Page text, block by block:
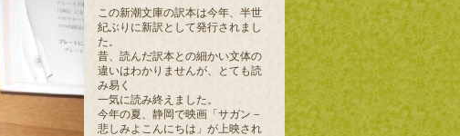
この新潮文庫の訳本は今年、半世
紀ぶりに新訳として発行されまし
た。
昔、読んだ訳本との細かい文体の
違いはわかりませんが、とても読
み易く
一気に読み終えました。
今年の夏、静岡で映画「サガン－
悲しみよこんにちは」が上映され